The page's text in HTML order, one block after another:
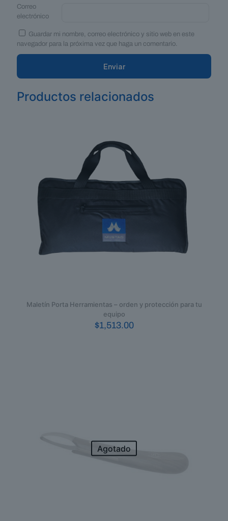
Correo
electrónico
Guardar mi nombre, correo electrónico y sitio web en este
navegador para la próxima vez que haga un comentario.
Productos relacionados
Maletín Porta Herramientas – orden y protección para tu
equipo
$1,513.00
Agotado